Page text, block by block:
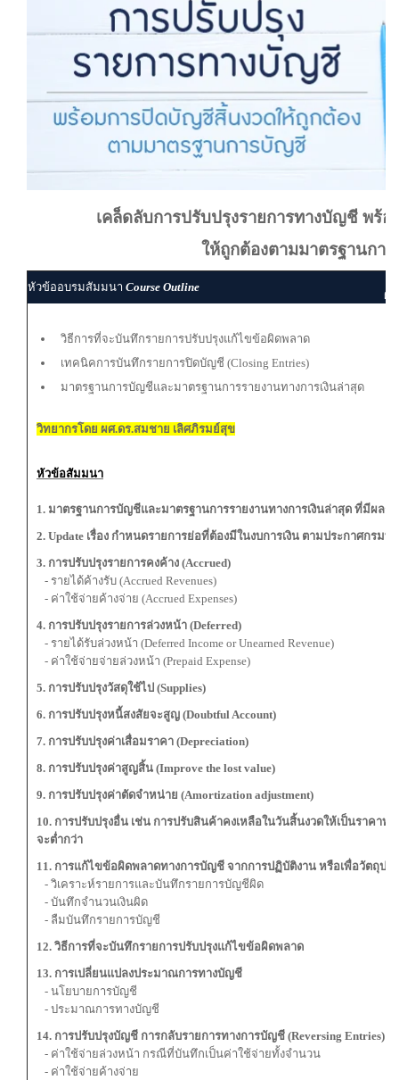
เคล็ดลับการปรับปรุงรายการทางบัญชี พร้
ให้ถูกต้องตามมาตรฐานกา
หัวข้ออบรมสัมมนา Course Outline
ผู้
วิธีการที่จะบันทึกรายการปรับปรุงแก้ไขข้อผิดพลาด
เทคนิคการบันทึกรายการปิดบัญชี (Closing Entries)
มาตรฐานการบัญชีและมาตรฐานการรายงานทางการเงินล่าสุด
วิทยากรโดย ผศ.ดร.สมชาย เลิศภิรมย์สุข
หัวข้อสัมมนา
1. มาตรฐานการบัญชีและมาตรฐานการรายงานทางการเงินล่าสุด ที่มีผล
2. Update เรื่อง กำหนดรายการย่อที่ต้องมีในงบการเงิน ตามประกาศกรม
3. การปรับปรุงรายการคงค้าง (Accrued)
- รายได้ค้างรับ (Accrued Revenues)
- ค่าใช้จ่ายค้างจ่าย (Accrued Expenses)
4. การปรับปรุงรายการล่วงหน้า (Deferred)
- รายได้รับล่วงหน้า (Deferred Income or Unearned Revenue)
- ค่าใช้จ่ายจ่ายล่วงหน้า (Prepaid Expense)
5. การปรับปรุงวัสดุใช้ไป (Supplies)
6. การปรับปรุงหนี้สงสัยจะสูญ (Doubtful Account)
7. การปรับปรุงค่าเสื่อมราคา (Depreciation)
8. การปรับปรุงค่าสูญสิ้น (Improve the lost value)
9. การปรับปรุงค่าตัดจำหน่าย (Amortization adjustment)
10. การปรับปรุงอื่น เช่น การปรับสินค้าคงเหลือในวันสิ้นงวดให้เป็นราคา
จะต่ำกว่า
11. การแก้ไขข้อผิดพลาดทางการบัญชี จากการปฏิบัติงาน หรือเพื่อวัตถุปร
- วิเคราะห์รายการและบันทึกรายการบัญชีผิด
- บันทึกจำนวนเงินผิด
- ลืมบันทึกรายการบัญชี
12. วิธีการที่จะบันทึกรายการปรับปรุงแก้ไขข้อผิดพลาด
13. การเปลี่ยนแปลงประมาณการทางบัญชี
- นโยบายการบัญชี
- ประมาณการทางบัญชี
14. การปรับปรุงบัญชี การกลับรายการทางการบัญชี (Reversing Entries)
- ค่าใช้จ่ายล่วงหน้า กรณีที่บันทึกเป็นค่าใช้จ่ายทั้งจำนวน
- ค่าใช้จ่ายค้างจ่าย